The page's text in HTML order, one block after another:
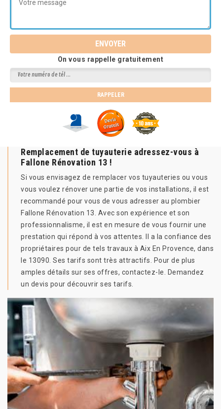
On vous rappelle gratuitement
Remplacement de tuyauterie adressez-vous à
Fallone Rénovation 13 !
Si vous envisagez de remplacer vos tuyauteries ou vous
vous voulez rénover une partie de vos installations, il est
recommandé pour vous de vous adresser au plombier
Fallone Rénovation 13. Avec son expérience et son
professionnalisme, il est en mesure de vous fournir une
prestation qui répond à vos attentes. Il a la confiance des
propriétaires pour de tels travaux à Aix En Provence, dans
le 13090. Ses tarifs sont très attractifs. Pour de plus
amples détails sur ses offres, contactez-le. Demandez
un devis pour découvrir ses tarifs.